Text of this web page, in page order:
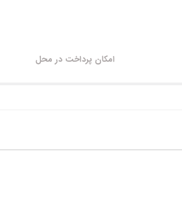
امکان پرداخت در محل